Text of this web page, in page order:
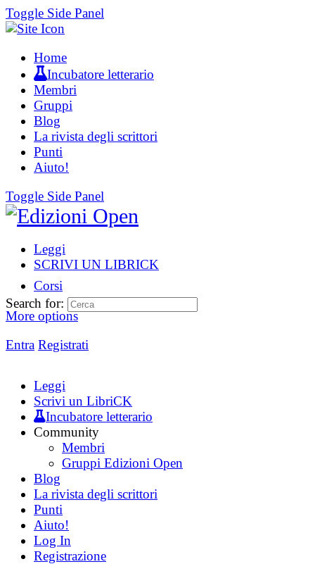
Toggle Side Panel
Home
Incubatore letterario
Membri
Gruppi
Blog
La rivista degli scrittori
Punti
Aiuto!
Toggle Side Panel
Leggi
SCRIVI UN LIBRICK
Corsi
More options
Entra Registrati
Search for:
Leggi
Scrivi un LibriCK
Incubatore letterario
Community
Membri
Gruppi Edizioni Open
Blog
La rivista degli scrittori
Punti
Aiuto!
Log In
Registrazione